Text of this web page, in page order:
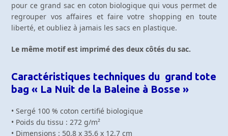
pour ce grand sac en coton biologique qui vous permet de
regrouper vos affaires et faire votre shopping en toute
liberté, et oubliez à jamais les sacs en plastique.
Le même motif est imprimé des deux côtés du sac.
Caractéristiques techniques du grand tote
bag « La Nuit de la Baleine à Bosse »
• Sergé 100 % coton certifié biologique
• Poids du tissu : 272 g/m²
• Dimensions : 50,8 x 35,6 x 12,7 cm